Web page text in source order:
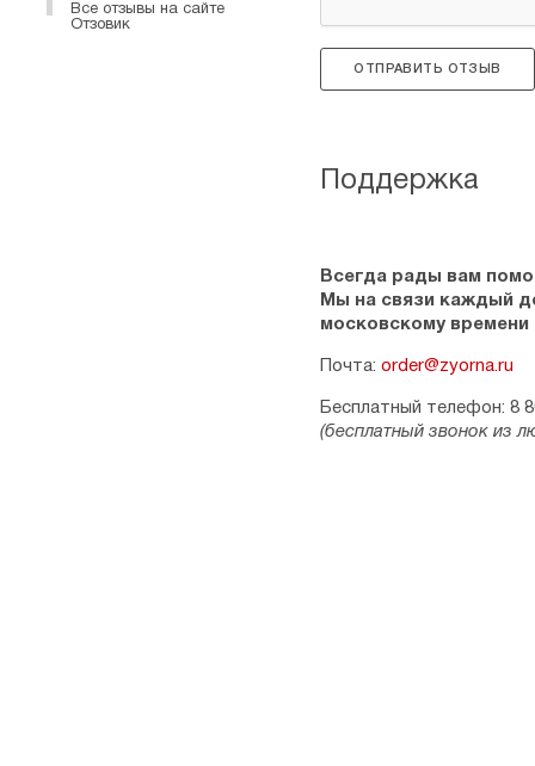
ОТПРАВИТЬ ОТЗЫВ
Поддержка
Всегда рады вам
Мы на связи каждый
московскому времени
Почта: order@zyorna.ru
Бесплатный телефон: 8
(бесплатный звонок из
Все отзывы на сайте
Отзовик